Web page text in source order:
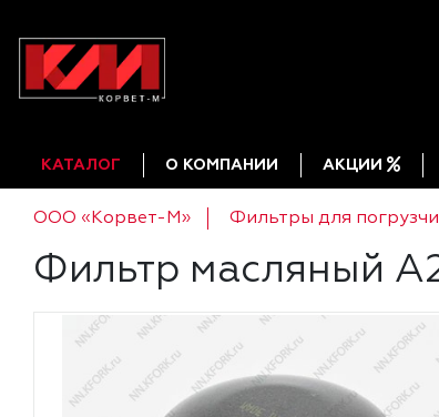
КАТАЛОГ О КОМПАНИИ АКЦИИ
ООО «Корвет-М» Фильтры для
Фильтр масляный